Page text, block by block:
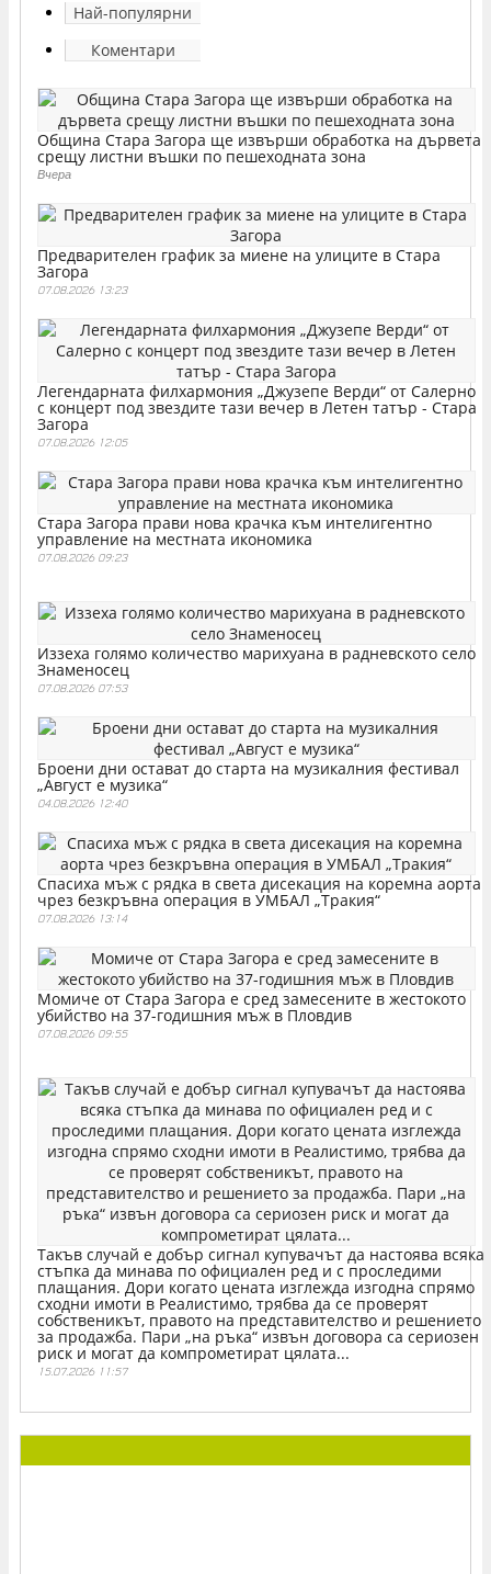
Най-популярни
Коментари
Община Стара Загора ще извърши обработка на дървета
срещу листни въшки по пешеходната зона
Вчера
Предварителен график за миене на улиците в Стара
Загора
07.08.2026 13:23
Легендарната филхармония „Джузепе Верди“ от Салерно
с концерт под звездите тази вечер в Летен татър - Стара
Загора
07.08.2026 12:05
Стара Загора прави нова крачка към интелигентно
управление на местната икономика
07.08.2026 09:23
Иззеха голямо количество марихуана в радневското село
Знаменосец
07.08.2026 07:53
Броени дни остават до старта на музикалния фестивал
„Август е музика“
04.08.2026 12:40
Спасиха мъж с рядка в света дисекация на коремна аорта
чрез безкръвна операция в УМБАЛ „Тракия“
07.08.2026 13:14
Момиче от Стара Загора е сред замесените в жестокото
убийство на 37-годишния мъж в Пловдив
07.08.2026 09:55
Такъв случай е добър сигнал купувачът да настоява всяка
стъпка да минава по официален ред и с проследими
плащания. Дори когато цената изглежда изгодна спрямо
сходни имоти в Реалистимо, трябва да се проверят
собственикът, правото на представителство и решението
за продажба. Пари „на ръка“ извън договора са сериозен
риск и могат да компрометират цялата...
15.07.2026 11:57